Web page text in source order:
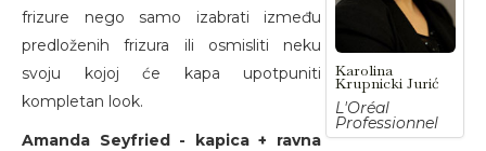
Karolina
Krupnicki Jurić
L'Oréal
Professionnel
frizure nego samo izabrati između
predloženih frizura ili osmisliti neku
svoju kojoj će kapa upotpuniti
kompletan look.
Amanda Seyfried - kapica + ravna